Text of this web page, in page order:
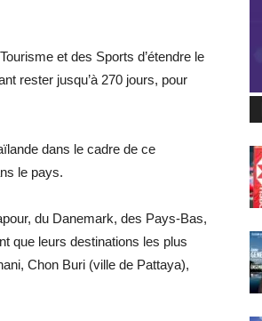
et des Sports d’étendre le
rester jusqu’à 270 jours, pour
dans le cadre de ce
le pays.
du Danemark, des Pays-Bas,
que leurs destinations les plus
Chon Buri (ville de Pattaya),